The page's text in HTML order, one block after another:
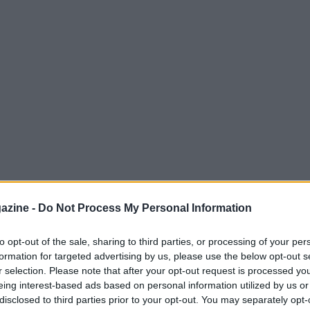
- Do Not Process My Personal Information
opt-out of the sale, sharing to third parties, or processing of your
for targeted advertising by us, please use the below opt-out
selection. Please note that after your opt-out request is processed
interest-based ads based on personal information utilized by us
to third parties prior to your opt-out. You may separately
più ambiti per chi ama ilciclismo su
scritto pagine leggendarie delTour de
tra valli, colli e vette. Partire con la
coniugare l’allenamento con
attraversando luoghi celebri e tratti meno